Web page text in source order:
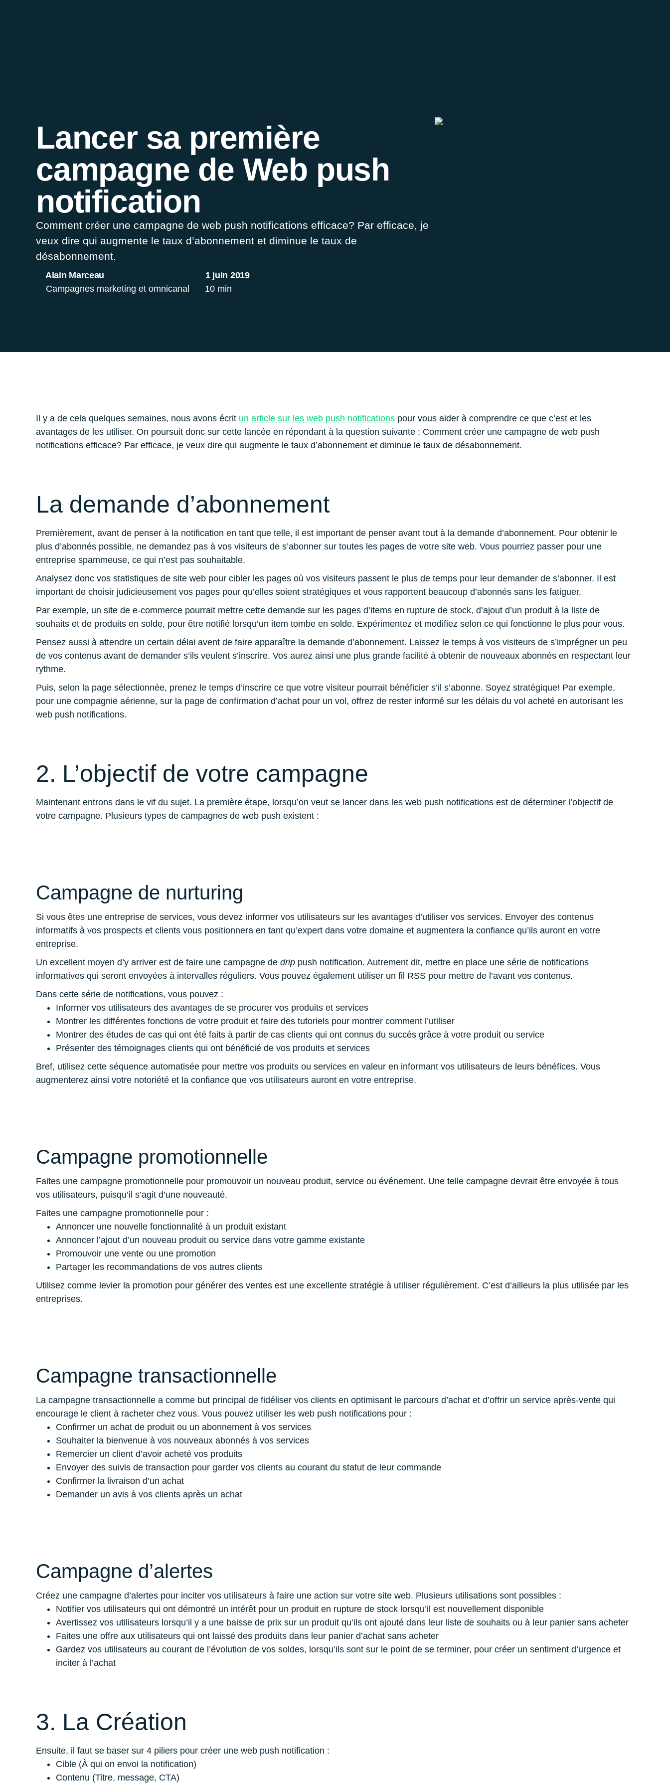
Lancer sa première
campagne de Web push
notification
Comment créer une campagne de web push notifications efficace? Par efficace, je
veux dire qui augmente le taux d’abonnement et diminue le taux de
désabonnement.
Alain Marceau
1 juin 2019
Campagnes marketing et omnicanal
10 min
Il y a de cela quelques semaines, nous avons écrit un article sur les web push notifications pour vous aider à comprendre ce que c’est et les
avantages de les utiliser. On poursuit donc sur cette lancée en répondant à la question suivante : Comment créer une campagne de web push
notifications efficace? Par efficace, je veux dire qui augmente le taux d’abonnement et diminue le taux de désabonnement.
La demande d’abonnement
Premièrement, avant de penser à la notification en tant que telle, il est important de penser avant tout à la demande d’abonnement. Pour obtenir le
plus d’abonnés possible, ne demandez pas à vos visiteurs de s’abonner sur toutes les pages de votre site web. Vous pourriez passer pour une
entreprise spammeuse, ce qui n’est pas souhaitable.
Analysez donc vos statistiques de site web pour cibler les pages où vos visiteurs passent le plus de temps pour leur demander de s’abonner. Il est
important de choisir judicieusement vos pages pour qu’elles soient stratégiques et vous rapportent beaucoup d’abonnés sans les fatiguer.
Par exemple, un site de e-commerce pourrait mettre cette demande sur les pages d’items en rupture de stock, d’ajout d’un produit à la liste de
souhaits et de produits en solde, pour être notifié lorsqu’un item tombe en solde. Expérimentez et modifiez selon ce qui fonctionne le plus pour vous.
Pensez aussi à attendre un certain délai avent de faire apparaître la demande d’abonnement. Laissez le temps à vos visiteurs de s’imprégner un peu
de vos contenus avant de demander s’ils veulent s’inscrire. Vos aurez ainsi une plus grande facilité à obtenir de nouveaux abonnés en respectant leur
rythme.
Puis, selon la page sélectionnée, prenez le temps d’inscrire ce que votre visiteur pourrait bénéficier s’il s’abonne. Soyez stratégique! Par exemple,
pour une compagnie aérienne, sur la page de confirmation d’achat pour un vol, offrez de rester informé sur les délais du vol acheté en autorisant les
web push notifications.
2. L’objectif de votre campagne
Maintenant entrons dans le vif du sujet. La première étape, lorsqu’on veut se lancer dans les web push notifications est de déterminer l’objectif de
votre campagne. Plusieurs types de campagnes de web push existent :
Campagne de nurturing
Si vous êtes une entreprise de services, vous devez informer vos utilisateurs sur les avantages d’utiliser vos services. Envoyer des contenus
informatifs à vos prospects et clients vous positionnera en tant qu’expert dans votre domaine et augmentera la confiance qu’ils auront en votre
entreprise.
Un excellent moyen d’y arriver est de faire une campagne de drip push notification. Autrement dit, mettre en place une série de notifications
informatives qui seront envoyées à intervalles réguliers. Vous pouvez également utiliser un fil RSS pour mettre de l’avant vos contenus.
Dans cette série de notifications, vous pouvez :
Informer vos utilisateurs des avantages de se procurer vos produits et services
Montrer les différentes fonctions de votre produit et faire des tutoriels pour montrer comment l’utiliser
Montrer des études de cas qui ont été faits à partir de cas clients qui ont connus du succès grâce à votre produit ou service
Présenter des témoignages clients qui ont bénéficié de vos produits et services
Bref, utilisez cette séquence automatisée pour mettre vos produits ou services en valeur en informant vos utilisateurs de leurs bénéfices. Vous
augmenterez ainsi votre notoriété et la confiance que vos utilisateurs auront en votre entreprise.
Campagne promotionnelle
Faites une campagne promotionnelle pour promouvoir un nouveau produit, service ou événement. Une telle campagne devrait être envoyée à tous
vos utilisateurs, puisqu’il s’agit d’une nouveauté.
Faites une campagne promotionnelle pour :
Annoncer une nouvelle fonctionnalité à un produit existant
Annoncer l’ajout d’un nouveau produit ou service dans votre gamme existante
Promouvoir une vente ou une promotion
Partager les recommandations de vos autres clients
Utilisez comme levier la promotion pour générer des ventes est une excellente stratégie à utiliser régulièrement. C’est d’ailleurs la plus utilisée par les
entreprises.
Campagne transactionnelle
La campagne transactionnelle a comme but principal de fidéliser vos clients en optimisant le parcours d’achat et d’offrir un service après-vente qui
encourage le client à racheter chez vous. Vous pouvez utiliser les web push notifications pour :
Confirmer un achat de produit ou un abonnement à vos services
Souhaiter la bienvenue à vos nouveaux abonnés à vos services
Remercier un client d’avoir acheté vos produits
Envoyer des suivis de transaction pour garder vos clients au courant du statut de leur commande
Confirmer la livraison d’un achat
Demander un avis à vos clients après un achat
Campagne d’alertes
Créez une campagne d’alertes pour inciter vos utilisateurs à faire une action sur votre site web. Plusieurs utilisations sont possibles :
Notifier vos utilisateurs qui ont démontré un intérêt pour un produit en rupture de stock lorsqu’il est nouvellement disponible
Avertissez vos utilisateurs lorsqu’il y a une baisse de prix sur un produit qu’ils ont ajouté dans leur liste de souhaits ou à leur panier sans acheter
Faites une offre aux utilisateurs qui ont laissé des produits dans leur panier d’achat sans acheter
Gardez vos utilisateurs au courant de l’évolution de vos soldes, lorsqu’ils sont sur le point de se terminer, pour créer un sentiment d’urgence et
inciter à l’achat
3. La Création
Ensuite, il faut se baser sur 4 piliers pour créer une web push notification :
Cible (À qui on envoi la notification)
Contenu (Titre, message, CTA)